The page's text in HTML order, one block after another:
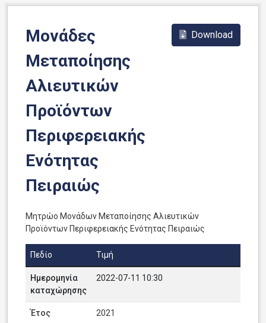
Μονάδες
Μεταποίησης
Αλιευτικών
Προϊόντων
Περιφερειακής
Ενότητας
Πειραιώς
Download
Μητρώο Μονάδων Μεταποίησης Αλιευτικών
Προϊόντων Περιφερειακής Ενότητας Πειραιώς
Πεδίο Τιμή
Ημερομηνία
καταχώρησης
2022-07-11 10:30
Έτος 2021